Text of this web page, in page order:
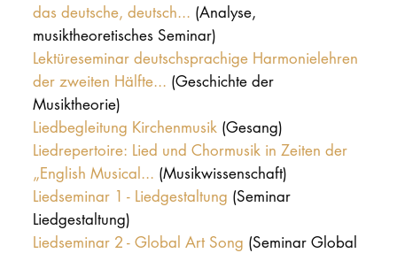
das deutsche, deutsch... (Analyse,
musiktheoretisches Seminar)
Lektüreseminar deutschsprachige Harmonielehren
der zweiten Hälfte... (Geschichte der
Musiktheorie)
Liedbegleitung Kirchenmusik (Gesang)
Liedrepertoire: Lied und Chormusik in Zeiten der
„English Musical... (Musikwissenschaft)
Liedseminar 1 - Liedgestaltung (Seminar
Liedgestaltung)
Liedseminar 2 - Global Art Song (Seminar Global